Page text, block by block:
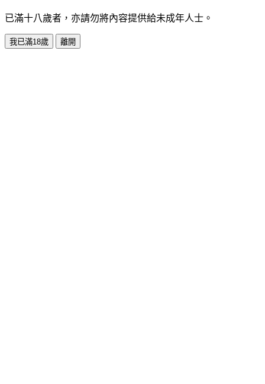
已滿十八歲者，亦請勿將內容提供給未成年人士。
我已滿18歲 離開